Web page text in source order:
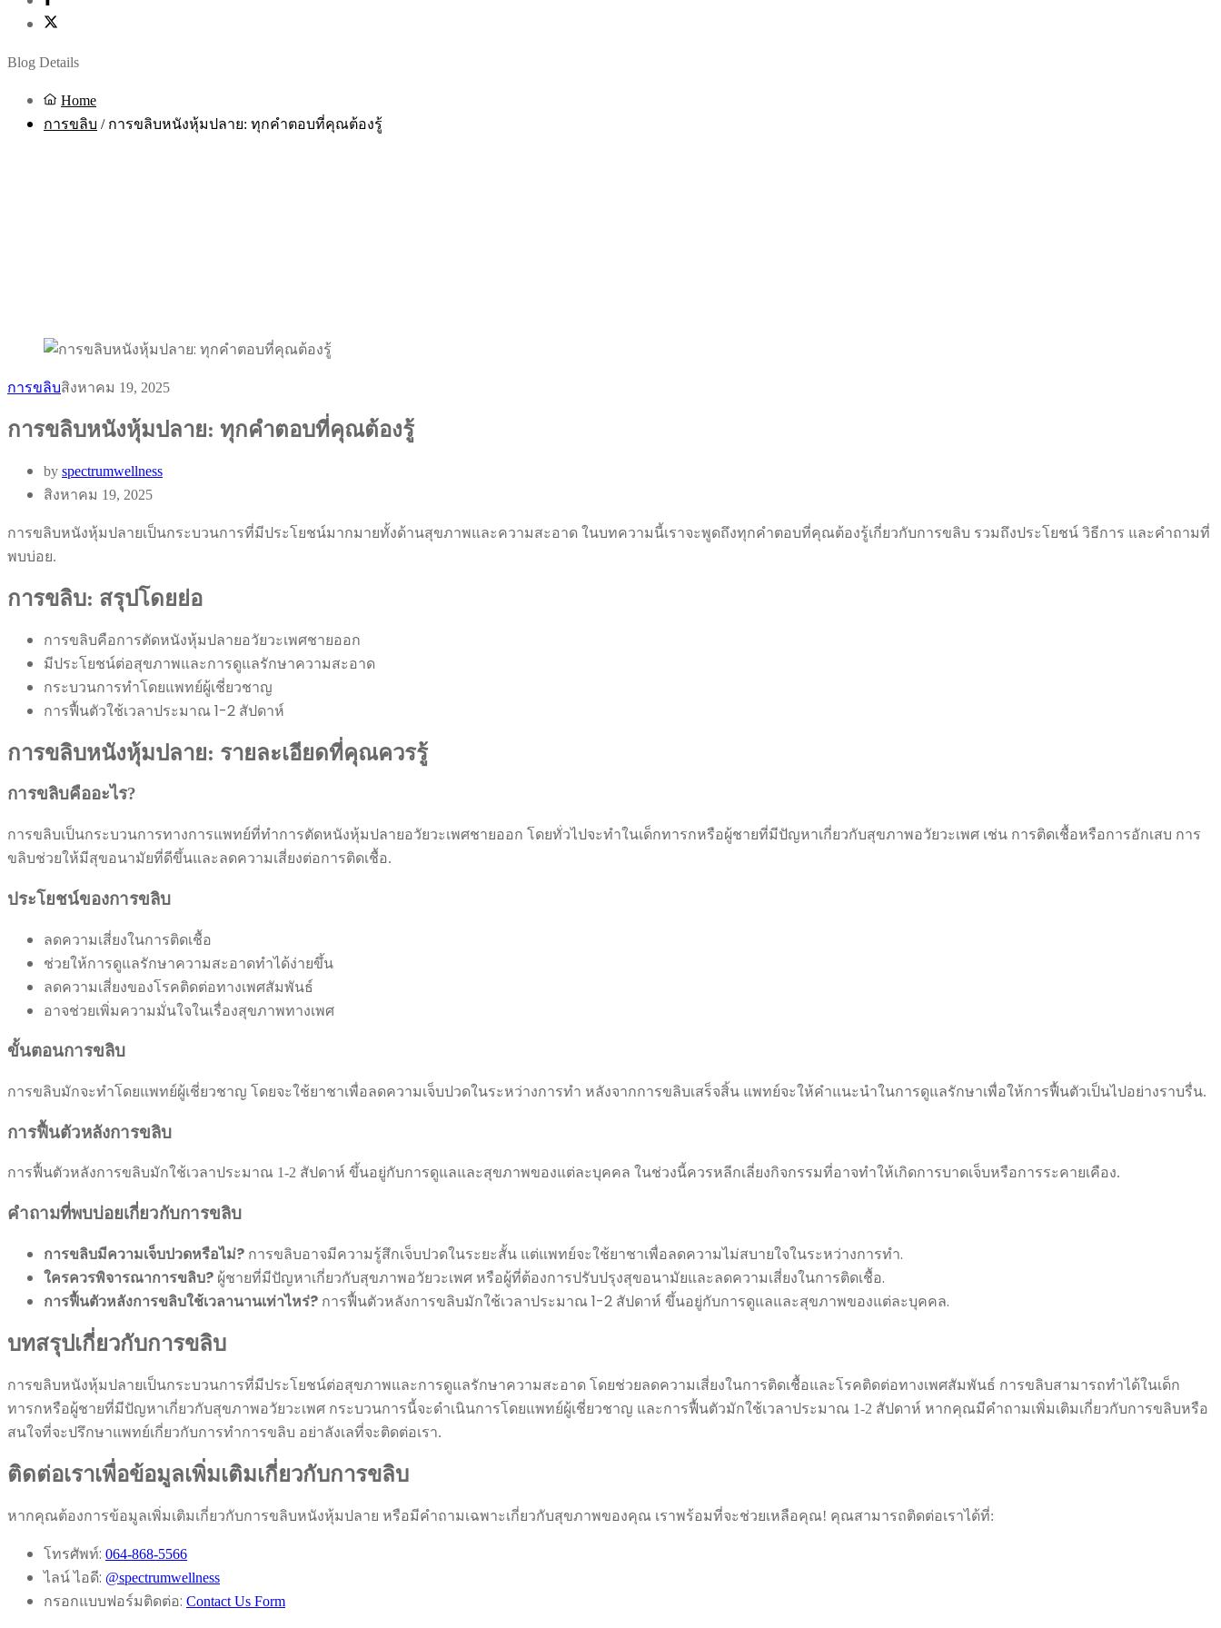
Blog Details
Home
การขลิบ / การขลิบหนังหุ้มปลาย: ทุกคำตอบที่คุณต้องรู้
การขลิบสิงหาคม 19, 2025
การขลิบหนังหุ้มปลาย: ทุกคำตอบที่คุณต้องรู้
by spectrumwellness
สิงหาคม 19, 2025
การขลิบหนังหุ้มปลายเป็นกระบวนการที่มีประโยชน์มากมายทั้งด้านสุขภาพและความสะอาด ในบทความนี้เราจะพูดถึงทุกคำตอบที่คุณต้องรู้เกี่ยวกับการขลิบ รวมถึงประโยชน์ วิธีการ และคำถามที่
พบบ่อย.
การขลิบ: สรุปโดยย่อ
การขลิบคือการตัดหนังหุ้มปลายอวัยวะเพศชายออก
มีประโยชน์ต่อสุขภาพและการดูแลรักษาความสะอาด
กระบวนการทำโดยแพทย์ผู้เชี่ยวชาญ
การฟื้นตัวใช้เวลาประมาณ 1-2 สัปดาห์
การขลิบหนังหุ้มปลาย: รายละเอียดที่คุณควรรู้
การขลิบคืออะไร?
การขลิบเป็นกระบวนการทางการแพทย์ที่ทำการตัดหนังหุ้มปลายอวัยวะเพศชายออก โดยทั่วไปจะทำในเด็กทารกหรือผู้ชายที่มีปัญหาเกี่ยวกับสุขภาพอวัยวะเพศ เช่น การติดเชื้อหรือการอักเสบ การ
ขลิบช่วยให้มีสุขอนามัยที่ดีขึ้นและลดความเสี่ยงต่อการติดเชื้อ.
ประโยชน์ของการขลิบ
ลดความเสี่ยงในการติดเชื้อ
ช่วยให้การดูแลรักษาความสะอาดทำได้ง่ายขึ้น
ลดความเสี่ยงของโรคติดต่อทางเพศสัมพันธ์
อาจช่วยเพิ่มความมั่นใจในเรื่องสุขภาพทางเพศ
ขั้นตอนการขลิบ
การขลิบมักจะทำโดยแพทย์ผู้เชี่ยวชาญ โดยจะใช้ยาชาเพื่อลดความเจ็บปวดในระหว่างการทำ หลังจากการขลิบเสร็จสิ้น แพทย์จะให้คำแนะนำในการดูแลรักษาเพื่อให้การฟื้นตัวเป็นไปอย่างราบรื่น.
การฟื้นตัวหลังการขลิบ
การฟื้นตัวหลังการขลิบมักใช้เวลาประมาณ 1-2 สัปดาห์ ขึ้นอยู่กับการดูแลและสุขภาพของแต่ละบุคคล ในช่วงนี้ควรหลีกเลี่ยงกิจกรรมที่อาจทำให้เกิดการบาดเจ็บหรือการระคายเคือง.
คำถามที่พบบ่อยเกี่ยวกับการขลิบ
การขลิบมีความเจ็บปวดหรือไม่? การขลิบอาจมีความรู้สึกเจ็บปวดในระยะสั้น แต่แพทย์จะใช้ยาชาเพื่อลดความไม่สบายใจในระหว่างการทำ.
ใครควรพิจารณาการขลิบ? ผู้ชายที่มีปัญหาเกี่ยวกับสุขภาพอวัยวะเพศ หรือผู้ที่ต้องการปรับปรุงสุขอนามัยและลดความเสี่ยงในการติดเชื้อ.
การฟื้นตัวหลังการขลิบใช้เวลานานเท่าไหร่? การฟื้นตัวหลังการขลิบมักใช้เวลาประมาณ 1-2 สัปดาห์ ขึ้นอยู่กับการดูแลและสุขภาพของแต่ละบุคคล.
บทสรุปเกี่ยวกับการขลิบ
การขลิบหนังหุ้มปลายเป็นกระบวนการที่มีประโยชน์ต่อสุขภาพและการดูแลรักษาความสะอาด โดยช่วยลดความเสี่ยงในการติดเชื้อและโรคติดต่อทางเพศสัมพันธ์ การขลิบสามารถทำได้ในเด็ก
ทารกหรือผู้ชายที่มีปัญหาเกี่ยวกับสุขภาพอวัยวะเพศ กระบวนการนี้จะดำเนินการโดยแพทย์ผู้เชี่ยวชาญ และการฟื้นตัวมักใช้เวลาประมาณ 1-2 สัปดาห์ หากคุณมีคำถามเพิ่มเติมเกี่ยวกับการขลิบหรือ
สนใจที่จะปรึกษาแพทย์เกี่ยวกับการทำการขลิบ อย่าลังเลที่จะติดต่อเรา.
ติดต่อเราเพื่อข้อมูลเพิ่มเติมเกี่ยวกับการขลิบ
หากคุณต้องการข้อมูลเพิ่มเติมเกี่ยวกับการขลิบหนังหุ้มปลาย หรือมีคำถามเฉพาะเกี่ยวกับสุขภาพของคุณ เราพร้อมที่จะช่วยเหลือคุณ! คุณสามารถติดต่อเราได้ที่:
โทรศัพท์: 064-868-5566
ไลน์ ไอดี: @spectrumwellness
กรอกแบบฟอร์มติดต่อ: Contact Us Form